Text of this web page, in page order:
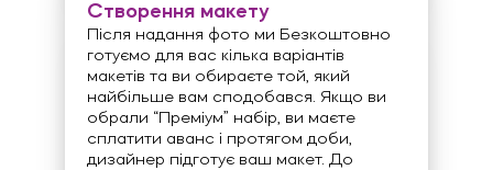
Створення макету
Після надання фото ми Безкоштовно
готуємо для вас кілька варіантів
макетів та ви обираєте той, який
найбільше вам сподобався. Якщо ви
обрали “Преміум” набір, ви маєте
сплатити аванс і протягом доби,
дизайнер підготує ваш макет. До